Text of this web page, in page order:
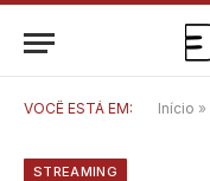
VOCÊ ESTÁ EM: Início »
STREAMING